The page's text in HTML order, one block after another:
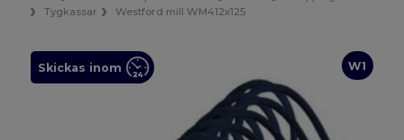
Tygkassar
Westford mill WM412x125
W1
Skickas inom